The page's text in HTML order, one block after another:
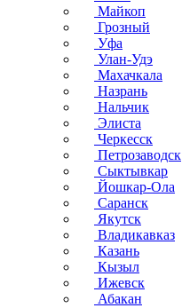
Майкоп
Грозный
Уфа
Улан-Удэ
Махачкала
Назрань
Нальчик
Элиста
Черкесск
Петрозаводск
Сыктывкар
Йошкар-Ола
Саранск
Якутск
Владикавказ
Казань
Кызыл
Ижевск
Абакан